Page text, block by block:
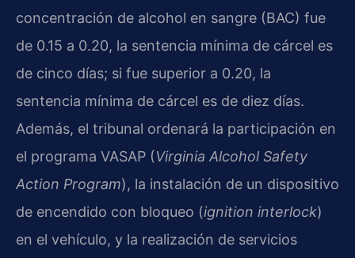
concentración de alcohol en sangre (BAC) fue
de 0.15 a 0.20, la sentencia mínima de cárcel es
de cinco días; si fue superior a 0.20, la
sentencia mínima de cárcel es de diez días.
Además, el tribunal ordenará la participación en
el programa VASAP (Virginia Alcohol Safety
Action Program), la instalación de un dispositivo
de encendido con bloqueo (ignition interlock)
en el vehículo, y la realización de servicios